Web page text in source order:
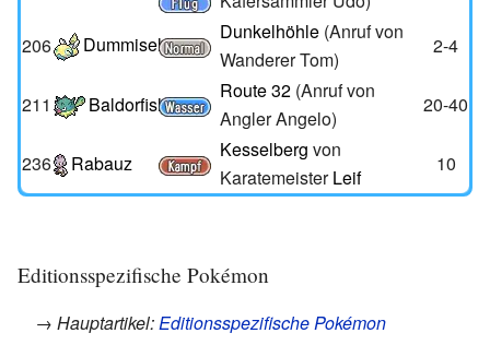
206
Dummisel
Dunkelhöhle (Anruf von
Wanderer Tom)
2-4
211 Baldorfish
Route 32 (Anruf von
Angler Angelo)
20-40
236 Rabauz
Kesselberg von
KaratemeisterLeif
10
Editionsspezifische Pokémon
→ Hauptartikel:Editionsspezifische Pokémon